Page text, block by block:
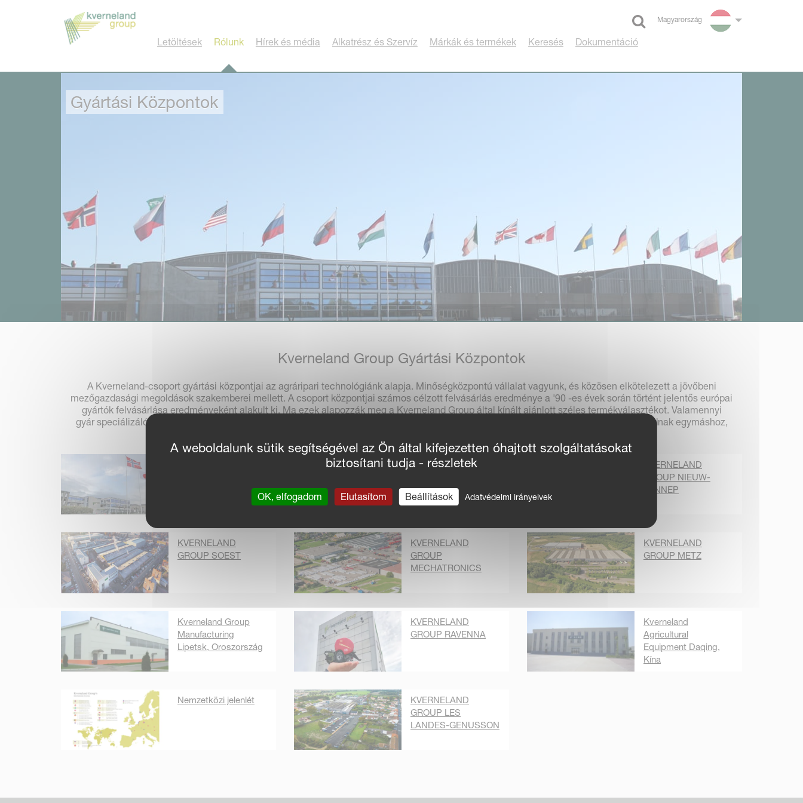
Magyarország
Select language
Letöltések Rólunk Hírek és média Alkatrész és Szervíz Márkák és termékek Keresés Dokumentáció
Gyártási Központok
Kverneland Group Gyártási Központok
A Kverneland-csoport gyártási központjai az agráripari technológiánk alapja. Minőségközpontú vállalat vagyunk, és közösen elkötelezett a jövőbeni
mezőgazdasági megoldások szakemberei mellett. A csoport központjai számos célzott felvásárlás eredménye a '90 -es évek során történt jelentős európai
gyártók felvásárlása eredményeként alakult ki. Ma ezek alapozzák meg a Kverneland Group által kínált ajánlott széles termékválasztékot. Valamennyi
gyár speciálizálódott termékekre, miközben elkötelezett a gyártás, az R&D és a termékmenedzsment iránt, amelyek szorosan kapcsolódnak egymáshoz,
KVERNELAND
KERTEMINDE
KVERNELAND
GROUP NIEUW-
VENNEP
KVERNELAND
GROUP SOEST
KVERNELAND
GROUP
MECHATRONICS
KVERNELAND
GROUP METZ
Kverneland Group
Manufacturing
Lipetsk, Oroszország
KVERNELAND
GROUP RAVENNA
Kverneland
Agricultural
Equipment Daqing,
Kína
Nemzetközi jelenlét
KVERNELAND
GROUP LES
LANDES-GENUSSON
A weboldalunk sütik segítségével az Ön által kifejezetten óhajtott szolgáltatásokat
biztosítani tudja - részletek
OK, elfogadom Elutasítom Beállítások Adatvédelmi irányelvek